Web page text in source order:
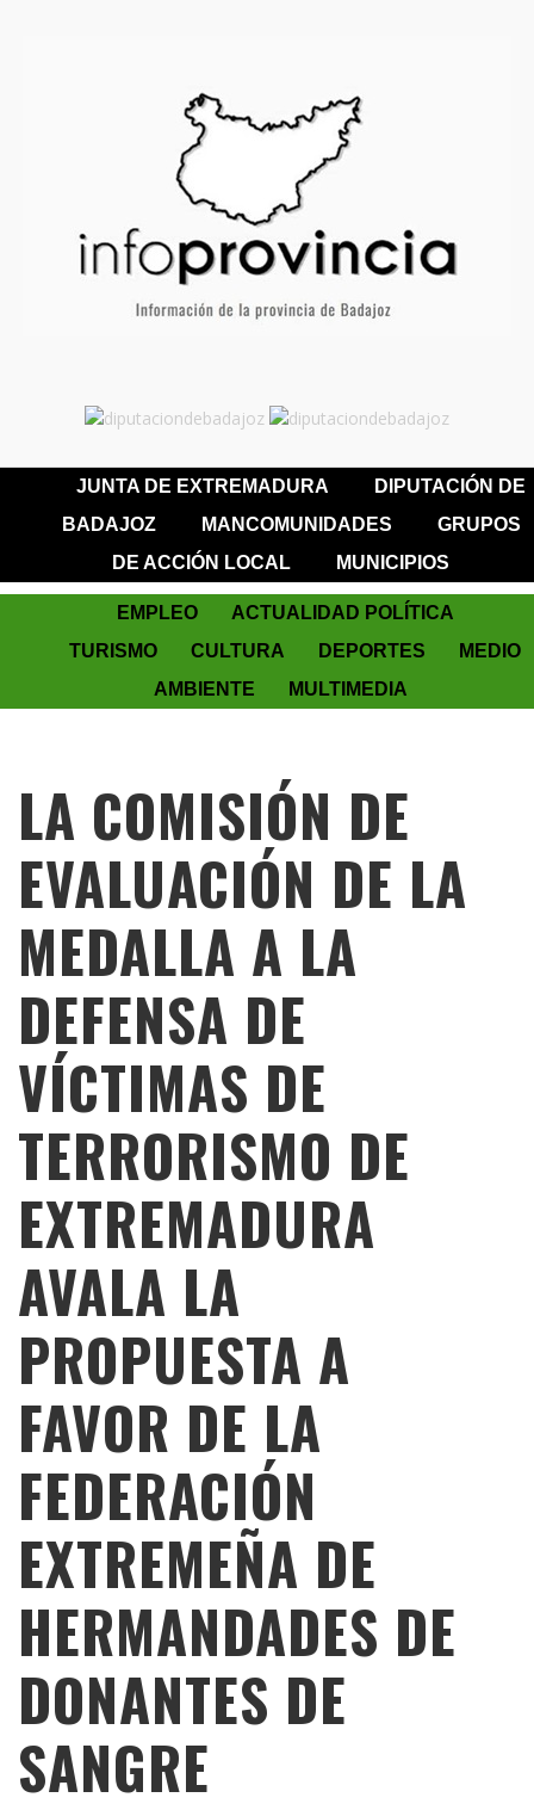
JUNTA DE EXTREMADURA
DIPUTACIÓN DE
BADAJOZ
MANCOMUNIDADES
GRUPOS
DE ACCIÓN LOCAL
MUNICIPIOS
EMPLEO
ACTUALIDAD POLÍTICA
TURISMO
CULTURA DEPORTES
MEDIO
AMBIENTE
MULTIMEDIA
LA COMISIÓN DE
EVALUACIÓN DE LA
MEDALLA A LA
DEFENSA DE
VÍCTIMAS DE
TERRORISMO DE
EXTREMADURA
AVALA LA
PROPUESTA A
FAVOR DE LA
FEDERACIÓN
EXTREMEÑA DE
HERMANDADES DE
DONANTES DE
SANGRE